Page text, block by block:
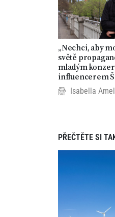
„Nechci, aby
světě
mladým
influencerem
Isabella
PŘEČTĚTE SI